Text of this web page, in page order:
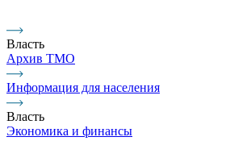
Власть
Архив ТМО
Информация для населения
Власть
Экономика и финансы